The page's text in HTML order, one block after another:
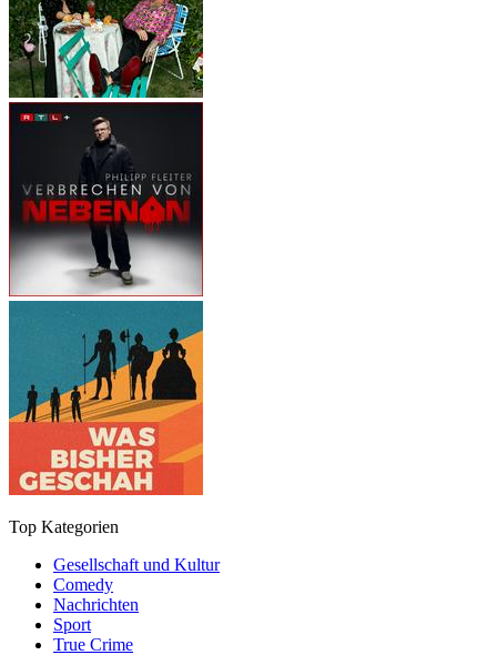
Top Kategorien
Gesellschaft und Kultur
Comedy
Nachrichten
Sport
True Crime